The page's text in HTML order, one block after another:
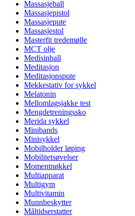
Massasjeball
Massasjepistol
Massasjepute
Massasjestol
Masterfit tredemølle
MCT olje
Medisinball
Meditasjon
Meditasjonspute
Mekkestativ for sykkel
Melatonin
Mellomlagsjakke test
Mengdetreningssko
Merida sykkel
Minibands
Minisykkel
Mobilholder løping
Mobilitetsøvelser
Momentnøkkel
Multiapparat
Multigym
Multivitamin
Munnbeskytter
Måltidserstatter